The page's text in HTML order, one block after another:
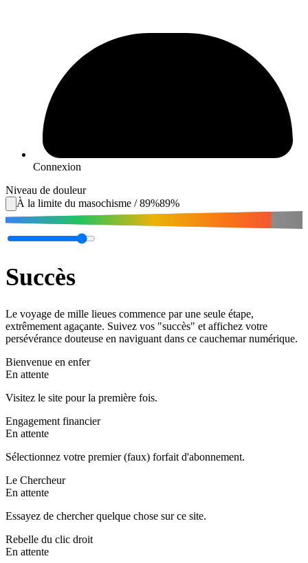
Connexion
Niveau de douleur
À la limite du masochisme /89%89%
Succès
Le voyage de mille lieues commence par une seule étape,
extrêmement agaçante. Suivez vos "succès" et affichez votre
persévérance douteuse en naviguant dans ce cauchemar numérique.
Bienvenue en enfer
En attente
Visitez le site pour la première fois.
Engagement financier
En attente
Sélectionnez votre premier (faux) forfait d'abonnement.
Le Chercheur
En attente
Essayez de chercher quelque chose sur ce site.
Rebelle du clic droit
En attente